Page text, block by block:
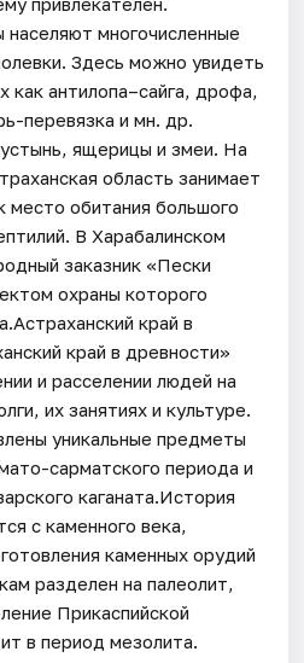
многочисленные
Здесь можно увидеть
как антилопа–сайга, дрофа,
перевязка и мн. др.
ящерицы и змеи. На
область занимает
место обитания большого
В Харабалинском
заказник «Пески
охраны которого
край в
край в древности»
и расселении людей на
их занятиях и культуре.
уникальные предметы
сарматского периода и
каганата.История
с каменного века,
каменных орудий
разделен на палеолит,
Прикаспийской
в период мезолита.